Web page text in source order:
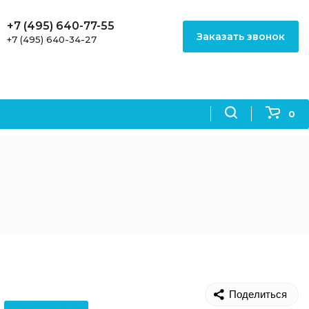
0
+7 (495) 640-77-55
+7 (495) 640-34-27 Заказать звонок
Поделиться